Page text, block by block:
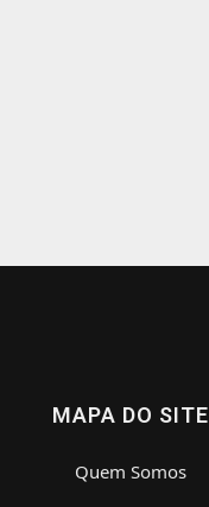
MAPA DO SITE
Quem Somos